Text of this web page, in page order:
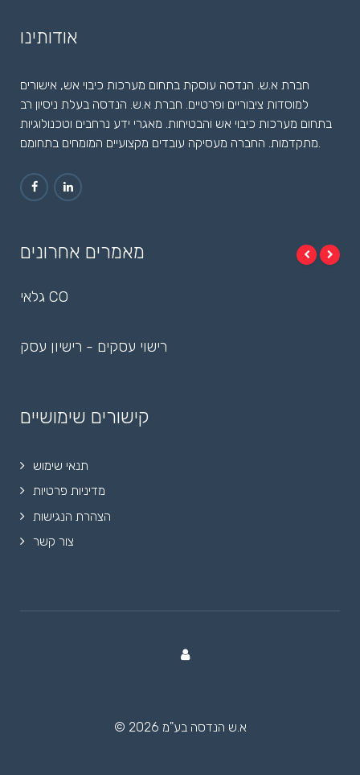
אודותינו
חברת א.ש. הנדסה עוסקת בתחום מערכות כיבוי אש, אישורים
למוסדות ציבוריים ופרטיים. חברת א.ש. הנדסה בעלת ניסיון רב
בתחום מערכות כיבוי אש והבטיחות. מאגרי ידע נרחבים וטכנולוגיות
מתקדמות. החברה מעסיקה עובדים מקצועיים המומחים בתחומם.
מאמרים אחרונים
גלאי CO
רישוי עסקים - רישיון עסק
קישורים שימושיים
תנאי שימוש
מדיניות פרטיות
הצהרת הנגישות
צור קשר
© 2026 א.ש הנדסה בע"מ